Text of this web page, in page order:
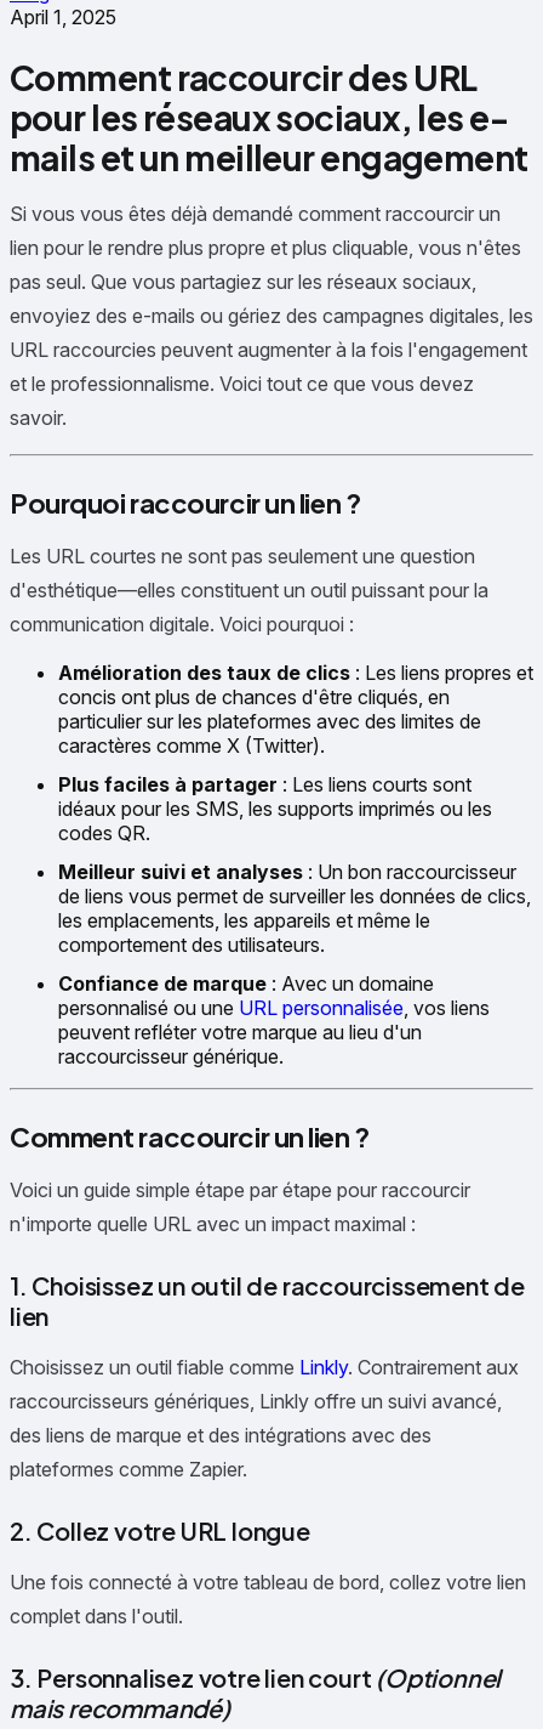
April 1, 2025
Comment raccourcir des URL
pour les réseaux sociaux, les e-
mails et un meilleur engagement
Si vous vous êtes déjà demandé comment raccourcir un
lien pour le rendre plus propre et plus cliquable, vous n'êtes
pas seul. Que vous partagiez sur les réseaux sociaux,
envoyiez des e-mails ou gériez des campagnes digitales, les
URL raccourcies peuvent augmenter à la fois l'engagement
et le professionnalisme. Voici tout ce que vous devez
savoir.
Pourquoi raccourcir un lien ?
Les URL courtes ne sont pas seulement une question
d'esthétique—elles constituent un outil puissant pour la
communication digitale. Voici pourquoi :
Amélioration des taux de clics : Les liens propres et
concis ont plus de chances d'être cliqués, en
particulier sur les plateformes avec des limites de
caractères comme X (Twitter).
Plus faciles à partager : Les liens courts sont
idéaux pour les SMS, les supports imprimés ou les
codes QR.
Meilleur suivi et analyses : Un bon raccourcisseur
de liens vous permet de surveiller les données de clics,
les emplacements, les appareils et même le
comportement des utilisateurs.
Confiance de marque : Avec un domaine
personnalisé ou une URL personnalisée, vos liens
peuvent refléter votre marque au lieu d'un
raccourcisseur générique.
Comment raccourcir un lien ?
Voici un guide simple étape par étape pour raccourcir
n'importe quelle URL avec un impact maximal :
1. Choisissez un outil de raccourcissement de
lien
Choisissez un outil fiable comme Linkly. Contrairement aux
raccourcisseurs génériques, Linkly offre un suivi avancé,
des liens de marque et des intégrations avec des
plateformes comme Zapier.
2. Collez votre URL longue
Une fois connecté à votre tableau de bord, collez votre lien
complet dans l'outil.
3. Personnalisez votre lien court (Optionnel
mais recommandé)